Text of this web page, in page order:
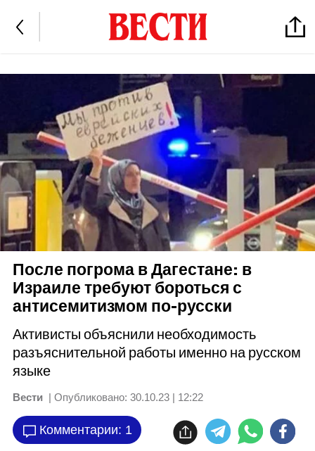
После погрома в Дагестане: в
Израиле требуют бороться с
антисемитизмом по-русски
Активисты объяснили необходимость
разъяснительной работы именно на русском
языке
Вести | Опубликовано: 30.10.23 | 12:22
Комментарии: 1